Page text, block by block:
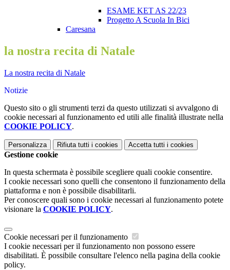
ESAME KET AS 22/23
Progetto A Scuola In Bici
Caresana
la nostra recita di Natale
La nostra recita di Natale
Notizie
Questo sito o gli strumenti terzi da questo utilizzati si avvalgono di
cookie necessari al funzionamento ed utili alle finalità illustrate nella
COOKIE POLICY.
Personalizza Rifiuta tutti i cookies Accetta tutti i cookies
Gestione cookie
In questa schermata è possibile scegliere quali cookie consentire.
I cookie necessari sono quelli che consentono il funzionamento della
piattaforma e non è possibile disabilitarli.
Per conoscere quali sono i cookie necessari al funzionamento potete
visionare la COOKIE POLICY.
Cookie necessari per il funzionamento
I cookie necessari per il funzionamento non possono essere
disabilitati. È possibile consultare l'elenco nella pagina della cookie
policy.